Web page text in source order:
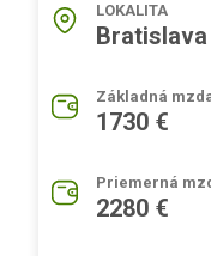
LOKALITA
Bratislava
Základná
1730 €
Priemerná
2280 €